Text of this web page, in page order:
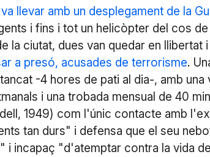
llevar amb un desplegament de la
i fins i tot un helicòpter del cos
la ciutat, dues van quedar en llibertat i
a presó, acusades de terrorisme.
-4 hores de pati al dia-, amb una
i una trobada mensual de 40
1949) com l'únic contacte amb
tan durs" i defensa que el seu
i incapaç "d'atemptar contra la vida